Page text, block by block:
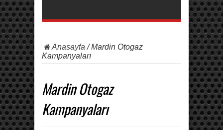
Anasayfa /Mardin Otogaz
Kampanyaları
Mardin Otogaz
Kampanyaları